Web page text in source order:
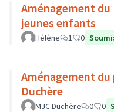
Aménagement du
jeunes enfants
Hélène 1 0
Aménagement du
Duchère
MJC Duchère 0 0